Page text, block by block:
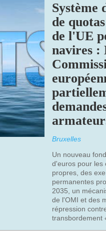
Système
de
de l'UE
navires :
Bruxelles
Un nouveau
d'euros pour les
propres, des
permanentes
2035, un
de l'OMI et des
répression
transbordement